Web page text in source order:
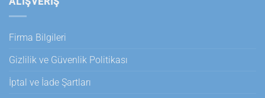
Firma Bilgileri
Gizlilik ve Güvenlik Politikası
İptal ve İade Şartları